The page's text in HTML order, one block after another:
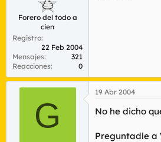
Forero del todo a
cien
Registro
22 Feb 2004
Mensajes
321
Reacciones
0
G
19 Abr 2004
No he dicho
Preguntadle a